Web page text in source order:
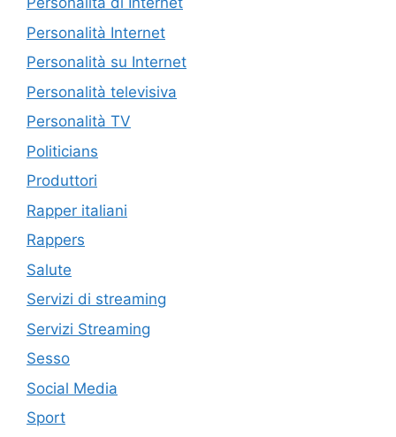
Personalità Internet
Personalità su Internet
Personalità televisiva
Personalità TV
Politicians
Produttori
Rapper italiani
Rappers
Salute
Servizi di streaming
Servizi Streaming
Sesso
Social Media
Sport